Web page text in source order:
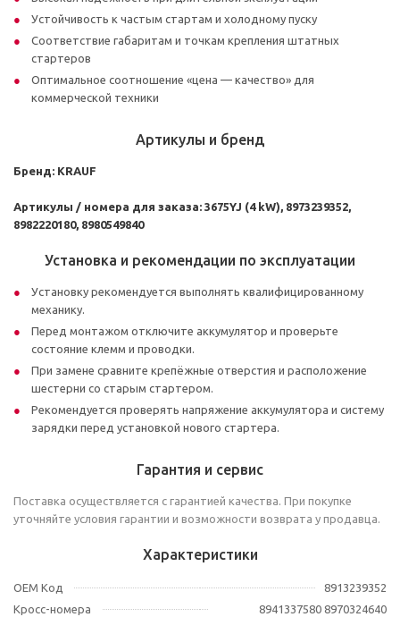
Устойчивость к частым стартам и холодному пуску
Соответствие габаритам и точкам крепления штатных
стартеров
Оптимальное соотношение «цена — качество» для
коммерческой техники
Артикулы и бренд
Бренд: KRAUF
Артикулы / номера для заказа: 3675YJ (4 kW), 8973239352,
8982220180, 8980549840
Установка и рекомендации по эксплуатации
Установку рекомендуется выполнять квалифицированному
механику.
Перед монтажом отключите аккумулятор и проверьте
состояние клемм и проводки.
При замене сравните крепёжные отверстия и расположение
шестерни со старым стартером.
Рекомендуется проверять напряжение аккумулятора и систему
зарядки перед установкой нового стартера.
Гарантия и сервис
Поставка осуществляется с гарантией качества. При покупке
уточняйте условия гарантии и возможности возврата у продавца.
Характеристики
OEM Код
8913239352
Кросс-номера
8941337580 8970324640